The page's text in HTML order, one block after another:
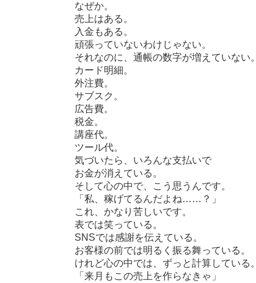
なぜか。
売上はある。
入金もある。
頑張っていないわけじゃない。
それなのに、通帳の数字が増えていない。
カード明細。
外注費。
サブスク。
広告費。
税金。
講座代。
ツール代。
気づいたら、いろんな支払いで
お金が消えている。
そして心の中で、こう思うんです。
「私、稼げてるんだよね……？」
これ、かなり苦しいです。
表では笑っている。
SNSでは感謝を伝えている。
お客様の前では明るく振る舞っている。
けれど心の中では、ずっと計算している。
「来月もこの売上を作らなきゃ」